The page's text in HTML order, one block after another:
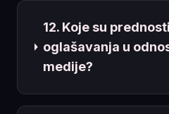
12. Koje su
oglašavanja u
medije?